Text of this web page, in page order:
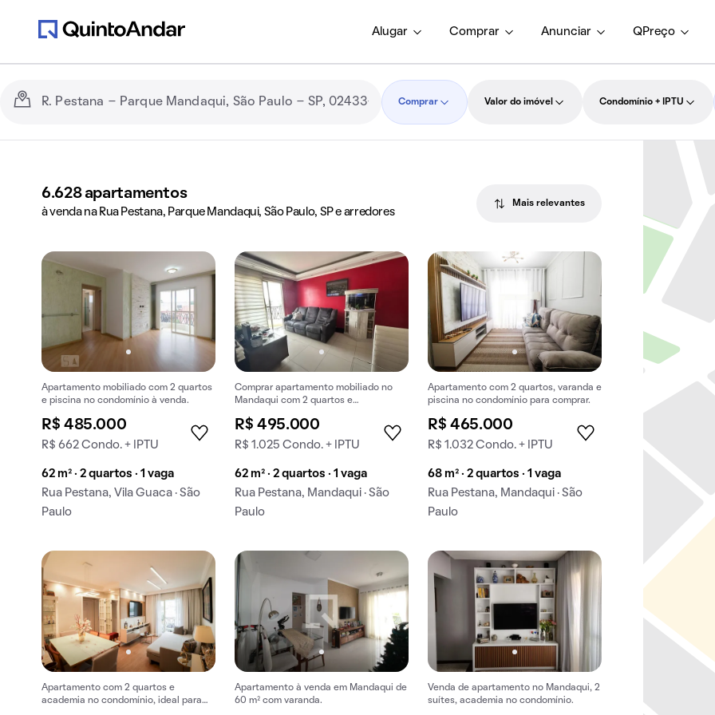
Alugar Comprar Anunciar QPreço
Comprar Valor do imóvel Condomínio + IPTU
6.628 apartamentos
à venda na Rua Pestana, Parque Mandaqui, São Paulo, SP e arredores
Mais relevantes
Apartamento mobiliado com 2 quartos
e piscina no condomínio à venda.
R$ 485.000
R$ 662 Condo. + IPTU
62 m² · 2 quartos · 1 vaga
Rua Pestana, Vila Guaca · São
Paulo
Comprar apartamento mobiliado no
Mandaqui com 2 quartos e
R$ 495.000
R$ 1.025 Condo. + IPTU
62 m² · 2 quartos · 1 vaga
Rua Pestana, Mandaqui · São
Paulo
Apartamento com 2 quartos, varanda e
piscina no condomínio para comprar.
R$ 465.000
R$ 1.032 Condo. + IPTU
68 m² · 2 quartos · 1 vaga
Rua Pestana, Mandaqui · São
Paulo
Apartamento com 2 quartos e
academia no condomínio, ideal para
Apartamento à venda em Mandaqui de
60 m² com varanda.
Venda de apartamento no Mandaqui, 2
suítes, academia no condomínio.